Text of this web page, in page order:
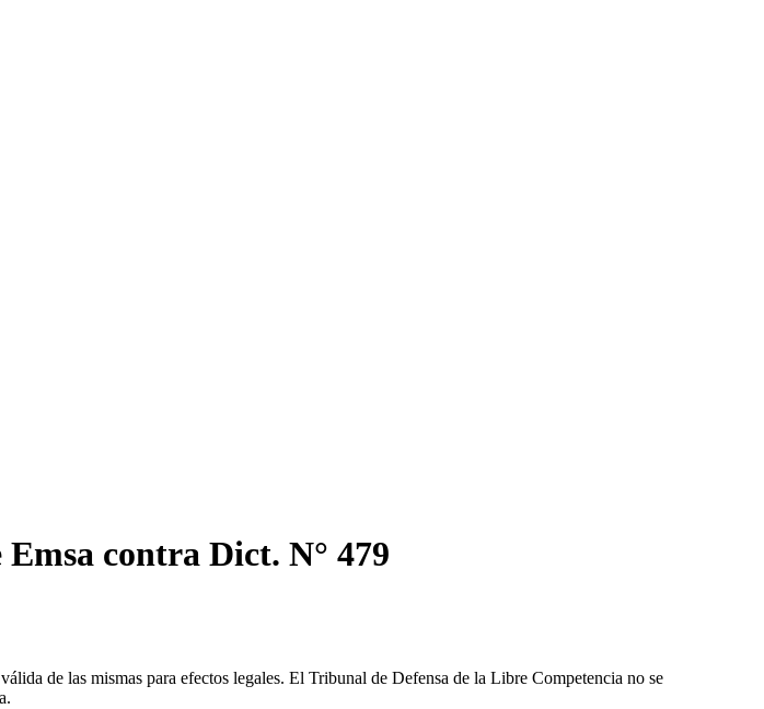
contra Dict. N° 479
de las mismas para efectos legales. El Tribunal de Defensa de la Libre Competencia no se